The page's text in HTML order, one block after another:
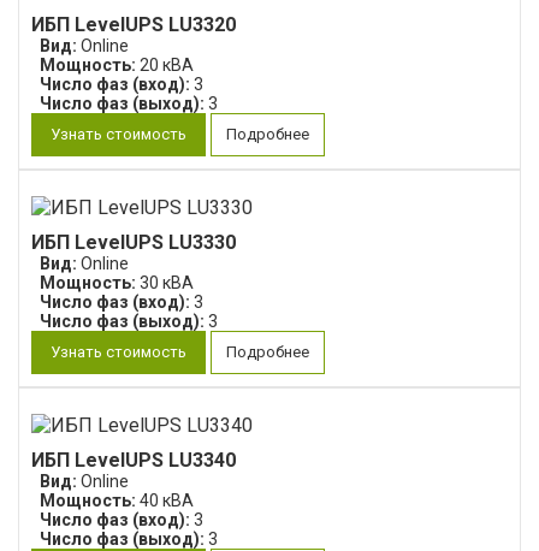
ИБП LevelUPS LU3320
Вид: Online
Мощность: 20 кВА
Число фаз (вход): 3
Число фаз (выход): 3
Узнать стоимость Подробнее
ИБП LevelUPS LU3330
Вид: Online
Мощность: 30 кВА
Число фаз (вход): 3
Число фаз (выход): 3
Узнать стоимость Подробнее
ИБП LevelUPS LU3340
Вид: Online
Мощность: 40 кВА
Число фаз (вход): 3
Число фаз (выход): 3